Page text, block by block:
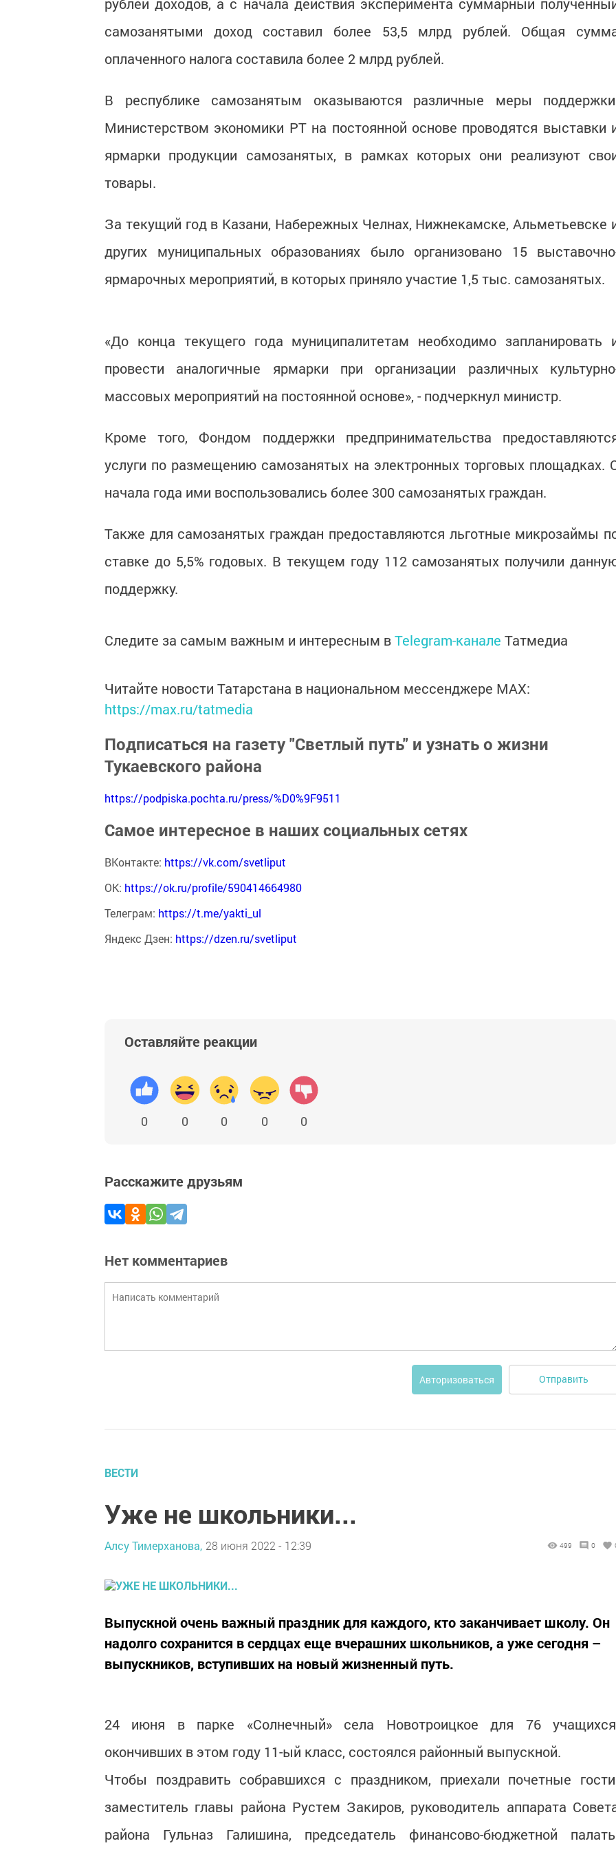
самозанятыми доход составил более 53,5 млрд рублей. Общая
оплаченного налога составила более 2 млрд рублей.
В республике самозанятым оказываются различные меры
Министерством экономики РТ на постоянной основе проводятся выставки
ярмарки продукции самозанятых, в рамках которых они реализуют
товары.
За текущий год в Казани, Набережных Челнах, Нижнекамске, Альметьевске
других муниципальных образованиях было организовано 15
ярмарочных мероприятий, в которых приняло участие 1,5 тыс. самозанятых.
«До конца текущего года муниципалитетам необходимо запланировать
провести аналогичные ярмарки при организации различных
массовых мероприятий на постоянной основе», - подчеркнул министр.
Кроме того, Фондом поддержки предпринимательства
услуги по размещению самозанятых на электронных торговых площадках.
начала года ими воспользовались более 300 самозанятых граждан.
Также для самозанятых граждан предоставляются льготные микрозаймы
ставке до 5,5% годовых. В текущем году 112 самозанятых получили
поддержку.
Следите за самым важным и интересным вTelegram-канале Татмедиа
Читайте новости Татарстана в национальном мессенджере MАХ:
https://max.ru/tatmedia
Подписаться на газету "Светлый путь" и узнать о жизни
Тукаевского района
https://podpiska.pochta.ru/press/%D0%9F9511
Самое интересное в наших социальных сетях
ВКонтакте: https://vk.com/svetliput
ОК: https://ok.ru/profile/590414664980
Телеграм: https://t.me/yakti_ul
Яндекс Дзен: https://dzen.ru/svetliput
Оставляйте реакции
0 0 0 0 0
Расскажите друзьям
Нет комментариев
Авторизоваться Отправить
ВЕСТИ
Уже не школьники...
Алсу Тимерханова, 28 июня 2022 - 12:39 499 0
Выпускной очень важный праздник для каждого, кто заканчивает школу. Он
надолго сохранится в сердцах еще вчерашних школьников, а уже сегодня –
выпускников, вступивших на новый жизненный путь.
24 июня в парке «Солнечный» села Новотроицкое для 76
окончивших в этом году 11-ый класс, состоялся районный выпускной.
Чтобы поздравить собравшихся с праздником, приехали почетные
заместитель главы района Рустем Закиров, руководитель аппарата
района Гульназ Галишина, председатель финансово-бюджетной